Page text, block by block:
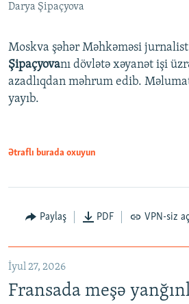
Darya Şipaçyova
Moskva şəhər Məhkəməsi jurnalist
Şipaçyovanı dövlətə xəyanət işi
azadlıqdan məhrum edib.
yayıb.
Ətraflı burada oxuyun
Paylaş PDF VPN-siz
İyul 27, 2026
Fransada meşə